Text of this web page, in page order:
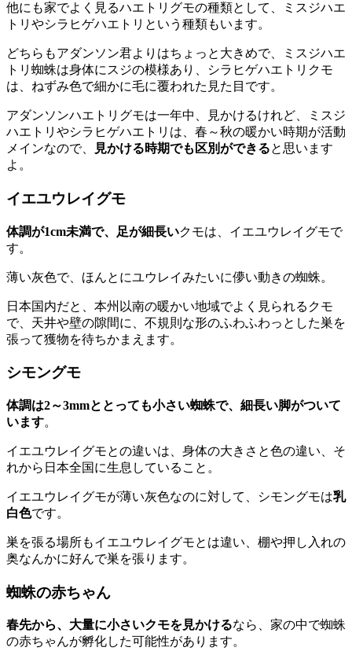
他にも家でよく見るハエトリグモの種類として、ミスジハエ
トリやシラヒゲハエトリという種類もいます。
どちらもアダンソン君よりはちょっと大きめで、ミスジハエ
トリ蜘蛛は身体にスジの模様あり、シラヒゲハエトリクモ
は、ねずみ色で細かに毛に覆われた見た目です。
アダンソンハエトリグモは一年中、見かけるけれど、ミスジ
ハエトリやシラヒゲハエトリは、春～秋の暖かい時期が活動
メインなので、
見かける時期でも区別ができると思います
よ。
イエユウレイグモ
体調が1cm未満で、足が細長いクモは、イエユウレイグモで
す。
薄い灰色で、ほんとにユウレイみたいに儚い動きの蜘蛛。
日本国内だと、本州以南の暖かい地域でよく見られるクモ
で、天井や壁の隙間に、不規則な形のふわふわっとした巣を
張って獲物を待ちかまえます。
シモングモ
体調は2～3mmととっても小さい蜘蛛で、細長い脚がついて
います。
イエユウレイグモとの違いは、身体の大きさと色の違い、そ
れから日本全国に生息していること。
イエユウレイグモが薄い灰色なのに対して、シモングモは乳
白色です。
巣を張る場所もイエユウレイグモとは違い、棚や押し入れの
奥なんかに好んで巣を張ります。
蜘蛛の赤ちゃん
春先から、大量に小さいクモを見かけるなら、家の中で蜘蛛
の赤ちゃんが孵化した可能性があります。